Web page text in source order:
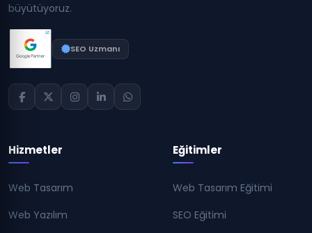
büyütüyoruz.
SEO Uzmanı
Hizmetler
Web Tasarım
Web Yazılım
Eğitimler
Web Tasarım Eğitimi
SEO Eğitimi